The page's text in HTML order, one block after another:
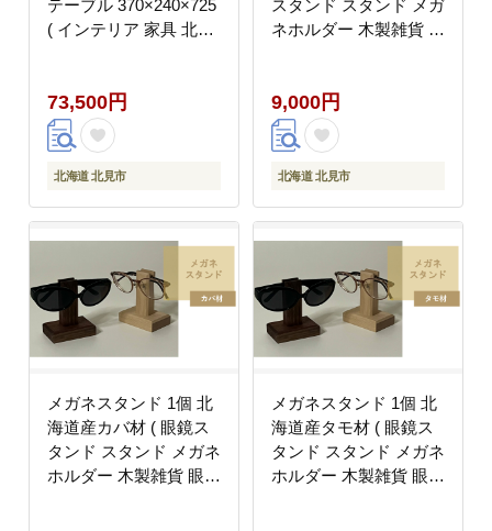
テーブル 370×240×725
( インテリア 家具 北海
73,500円
北海道 北見市
スタンド スタンド メガ
ネホルダー 木製雑貨 眼
9,000円
北海道 北見市
メガネスタンド 1個 北
海道産カバ材 ( 眼鏡ス
タンド スタンド メガネ
ホルダー 木製雑貨 眼鏡
メガネスタンド 1個 北
海道産タモ材 ( 眼鏡ス
タンド スタンド メガネ
ホルダー 木製雑貨 眼鏡